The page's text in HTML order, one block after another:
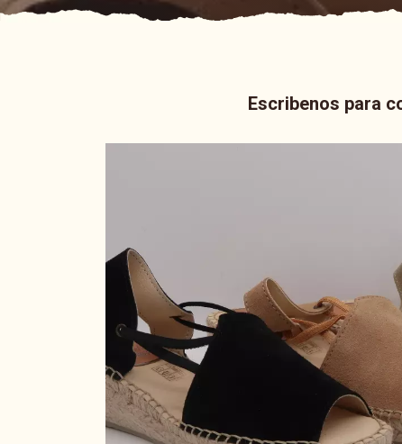
Escribenos para